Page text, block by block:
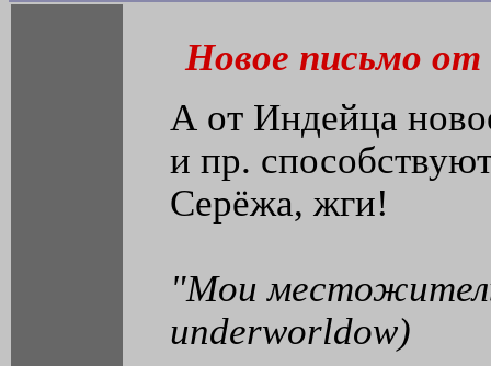
Новое письмо от
А от Индейца
и пр.
Серёжа, жги!
"Мои
underworldow)